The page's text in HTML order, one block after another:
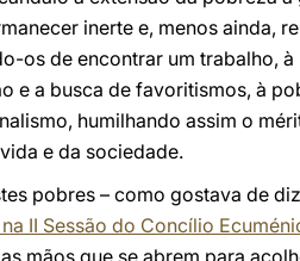
inerte e, menos ainda,
os de encontrar um trabalho,
e a busca de favoritismos, à
humilhando assim o
e da sociedade.
pobres – como gostava de
na II Sessão do Concílio
mãos que se abrem para